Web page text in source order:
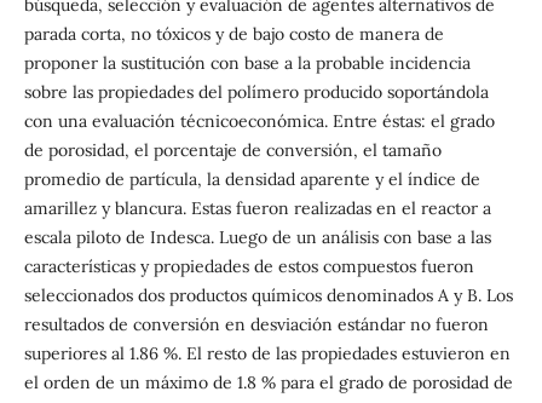
búsqueda, selección y evaluación de agentes alternativos de
parada corta, no tóxicos y de bajo costo de manera de
proponer la sustitución con base a la probable incidencia
sobre las propiedades del polímero producido soportándola
con una evaluación técnicoeconómica. Entre éstas: el grado
de porosidad, el porcentaje de conversión, el tamaño
promedio de partícula, la densidad aparente y el índice de
amarillez y blancura. Estas fueron realizadas en el reactor a
escala piloto de Indesca. Luego de un análisis con base a las
características y propiedades de estos compuestos fueron
seleccionados dos productos químicos denominados A y B. Los
resultados de conversión en desviación estándar no fueron
superiores al 1.86 %. El resto de las propiedades estuvieron en
el orden de un máximo de 1.8 % para el grado de porosidad de